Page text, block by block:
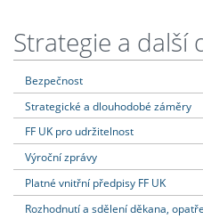
Strategie a další
Bezpečnost
Strategické a dlouhodobé záměry
FF UK pro udržitelnost
Výroční zprávy
Platné vnitřní předpisy FF UK
Rozhodnutí a sdělení děkana,